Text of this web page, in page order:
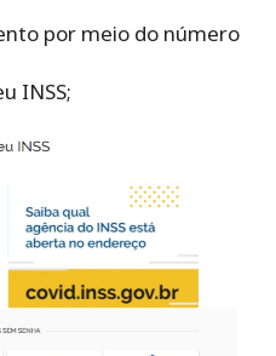
por meio do número
INSS;